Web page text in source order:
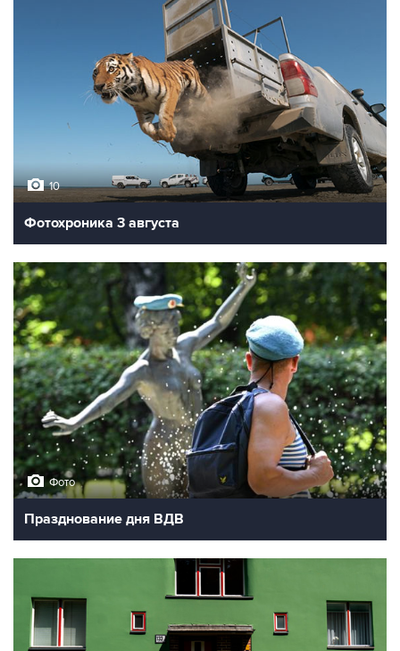
10
Фотохроника 3 августа
Фото
Празднование дня ВДВ